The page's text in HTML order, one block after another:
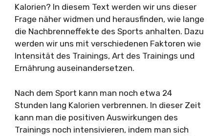
Kalorien? In diesem Text werden wir uns dieser
Frage näher widmen und herausfinden, wie lange
die Nachbrenneffekte des Sports anhalten. Dazu
werden wir uns mit verschiedenen Faktoren wie
Intensität des Trainings, Art des Trainings und
Ernährung auseinandersetzen.
Nach dem Sport kann man noch etwa 24
Stunden lang Kalorien verbrennen. In dieser Zeit
kann man die positiven Auswirkungen des
Trainings noch intensivieren, indem man sich